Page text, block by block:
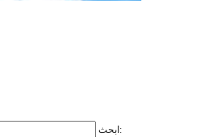
ابحث ابحث عن: